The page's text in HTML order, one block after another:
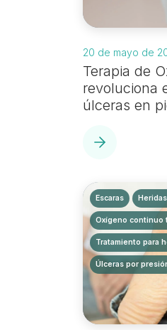
20 de mayo de
Terapia de
revoluciona
úlceras en
Escaras
Oxígeno continuo
Tratamiento para
Úlceras por